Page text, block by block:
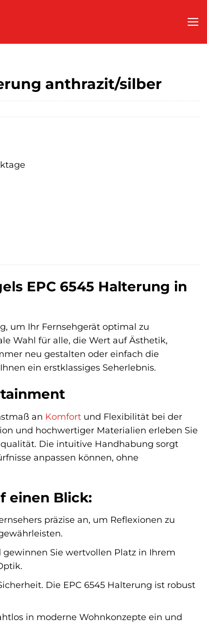
anthrazit/silber
EPC 6545 Halterung in
um Ihr Fernsehgerät optimal zu
Wahl für alle, die Wert auf Ästhetik,
neu gestalten oder einfach die
ein erstklassiges Seherlebnis.
an Komfort und Flexibilität bei der
und hochwertiger Materialien erleben Sie
Die intuitive Handhabung sorgt
anpassen können, ohne
einen Blick:
präzise an, um Reflexionen zu
Sie wertvollen Platz in Ihrem
Die EPC 6545 Halterung ist robust
in moderne Wohnkonzepte ein und